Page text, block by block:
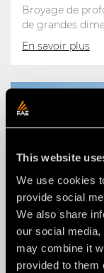
This website
We use cookies
provide social
We also share
our social
may combine it
provided to them
Broyage de
de grandes
En savoir plus